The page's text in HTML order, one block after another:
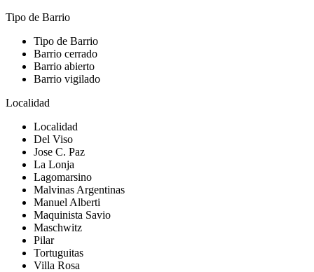
Tipo de Barrio
Tipo de Barrio
Barrio cerrado
Barrio abierto
Barrio vigilado
Localidad
Localidad
Del Viso
Jose C. Paz
La Lonja
Lagomarsino
Malvinas Argentinas
Manuel Alberti
Maquinista Savio
Maschwitz
Pilar
Tortuguitas
Villa Rosa